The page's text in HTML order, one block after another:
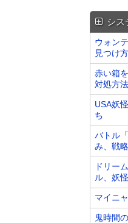
シス
ウォン
見つけ
赤い箱
対処方法
USA妖
ち
バトル
み、戦
ドリー
ル、妖
マイニ
鬼時間